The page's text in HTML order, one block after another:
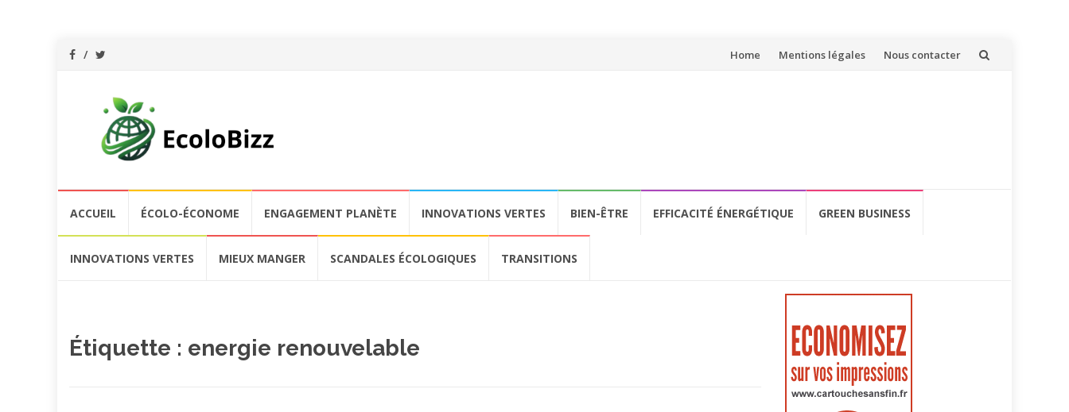
Aller
Home Mentions légales Nous contacter
contenu
ACCUEIL ÉCOLO-ÉCONOME ENGAGEMENT PLANÈTE INNOVATIONS VERTES BIEN-ÊTRE EFFICACITÉ ÉNERGÉTIQUE GREEN BUSINESS
INNOVATIONS VERTES MIEUX MANGER SCANDALES ÉCOLOGIQUES TRANSITIONS
Étiquette : energie renouvelable